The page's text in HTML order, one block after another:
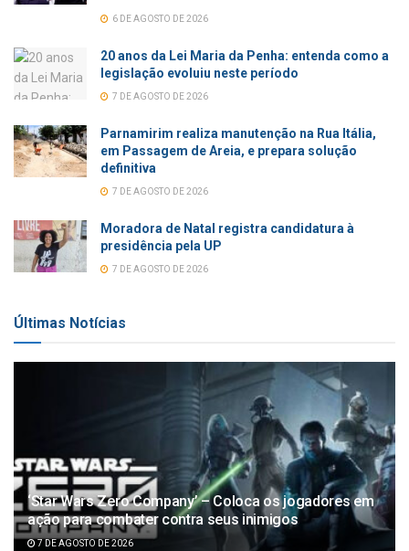
6 DE AGOSTO DE 2026
20 anos da Lei Maria da Penha: entenda como a
legislação evoluiu neste período
7 DE AGOSTO DE 2026
Parnamirim realiza manutenção na Rua Itália,
em Passagem de Areia, e prepara solução
definitiva
7 DE AGOSTO DE 2026
Moradora de Natal registra candidatura à
presidência pela UP
7 DE AGOSTO DE 2026
Últimas Notícias
‘Star Wars Zero Company’ – Coloca os jogadores em
ação para combater contra seus inimigos
7 DE AGOSTO DE 2026